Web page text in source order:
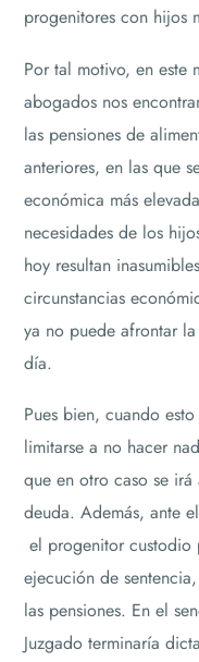
progenitores con hijos
Por tal motivo, en este
abogados nos
las pensiones de
anteriores, en las que
económica más
necesidades de los
hoy resultan
circunstancias
ya no puede afrontar
día.
Pues bien, cuando
limitarse a no hacer
que en otro caso se
deuda. Además, ante
el progenitor custodio
ejecución de
las pensiones. En el
Juzgado terminaría